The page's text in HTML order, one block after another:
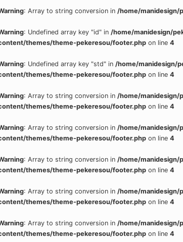
: Array to string conversion in /home/manidesign/
: Undefined array key "id" in /home/manidesign/
themes/theme-pekeresou/footer.php on line 4
: Undefined array key "std" in /home/manidesign/
themes/theme-pekeresou/footer.php on line 4
: Array to string conversion in /home/manidesign/
themes/theme-pekeresou/footer.php on line 4
: Array to string conversion in /home/manidesign/
themes/theme-pekeresou/footer.php on line 4
: Array to string conversion in /home/manidesign/
themes/theme-pekeresou/footer.php on line 4
: Array to string conversion in /home/manidesign/
themes/theme-pekeresou/footer.php on line 4
: Array to string conversion in /home/manidesign/
themes/theme-pekeresou/footer.php on line 4